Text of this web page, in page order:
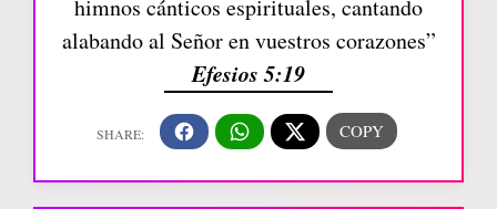
himnos cánticos espirituales, cantando
alabando al Señor en vuestros corazones”
Efesios 5:19